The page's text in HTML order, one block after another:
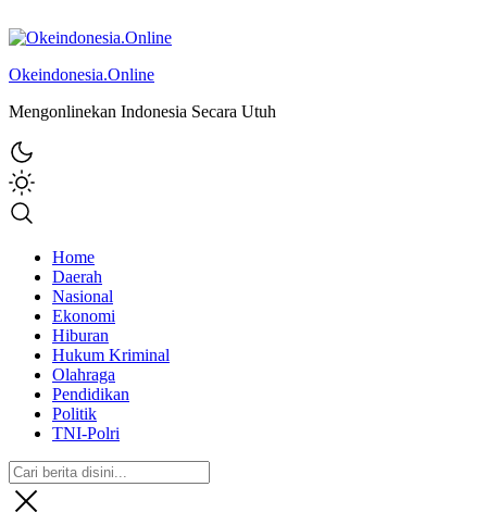
Okeindonesia.Online
Mengonlinekan Indonesia Secara Utuh
Home
Daerah
Nasional
Ekonomi
Hiburan
Hukum Kriminal
Olahraga
Pendidikan
Politik
TNI-Polri